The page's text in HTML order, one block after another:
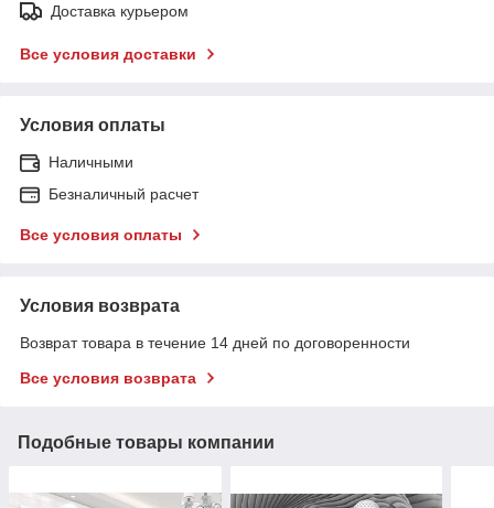
Доставка курьером
Все условия доставки
Условия оплаты
Наличными
Безналичный расчет
Все условия оплаты
Условия возврата
Возврат товара в течение 14 дней по договоренности
Все условия возврата
Подобные товары компании